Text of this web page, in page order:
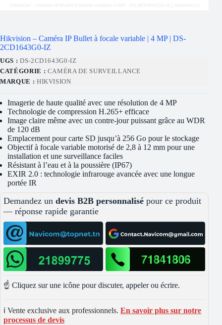
Hikvision – Caméra IP Bullet à focale variable | 4 MP | DS-
2CD1643G0-IZ
UGS : DS-2CD1643G0-IZ
CATÉGORIE : CAMÉRA DE SURVEILLANCE
MARQUE : HIKVISION
Imagerie de haute qualité avec une résolution de 4 MP
Technologie de compression H.265+ efficace
Image claire même avec un contre-jour puissant grâce au WDR
de 120 dB
Emplacement pour carte SD jusqu’à 256 Go pour le stockage
Objectif à focale variable motorisé de 2,8 à 12 mm pour une
installation et une surveillance faciles
Résistant à l’eau et à la poussière (IP67)
EXIR 2.0 : technologie infrarouge avancée avec une longue
portée IR
Demandez un devis B2B personnalisé pour ce produit
— réponse rapide garantie
☝️ Cliquez sur une icône pour discuter, appeler ou écrire.
ℹ️ Vente exclusive aux professionnels. En savoir plus sur notre
processus de devis